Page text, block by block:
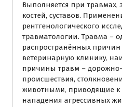
Выполняется при травмах,
костей, суставов.
рентгенологического
травматологии. Травма –
распространённых
ветеринарную клинику,
причины травм –
происшествия,
животными, приводящие к
нападения агрессивных